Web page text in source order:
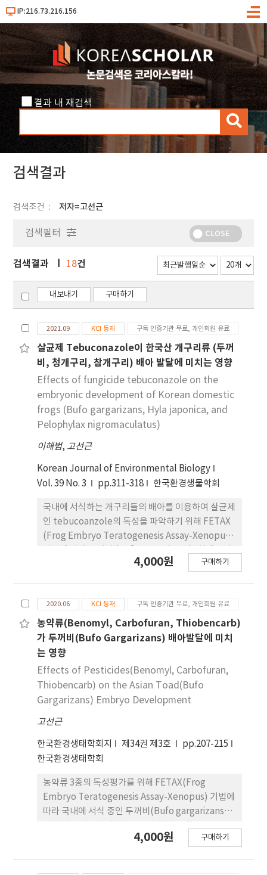
IP:216.73.216.156
메
결과 내 재검색
검
색
검색결과
검색조건 저자=고선근
검색필터 CLOSE
검색결과 18건
내보내기 구매하기
2021.09 KCI 등재 구독 인증기관 무료, 개인회원 유료
살균제 Tebuconazole이 한국산 개구리류 (두꺼
비, 청개구리, 참개구리) 배아 발달에 미치는 영향
Effects of fungicide tebuconazole on the
embryonic development of Korean domestic
frogs (Bufo gargarizans, Hyla japonica, and
Pelophylax nigromaculatus)
이해범, 고선근
Korean Journal of Environmental Biology
Vol. 39 No. 3
pp.311-318 한국환경생물학회
국내에 서식하는 개구리들의 배아를 이용하여 살균제
인 tebucoanzole의 독성을 파악하기 위해 FETAX
(Frog Embryo Teratogenesis Assay-Xenopus)
(Hyla japonica), 참개구리 (Pelophylax
하였다. 그 결과, tebuconazole의 농도에 의존하여
유생의 체장 길이는 감소하고 치사율과 기형률은 증
가하였으며 tebuconazole의 teratogenic
concentration (EC50)은 각각 34.4, 10.6, 14.9 mg
kg-1 을 나타내었고 embryo lethal
concentrations (LC50)은 75.4, 38.2, 39.6 mg kg-
1을 나타내었다. Teratogenic index (TI=
LC50/EC50)는 각각 2.19, 3.58, 2.65을 나타내어 두
꺼비, 청개구리, 참개구리 배아 발달에 최기형성 물질
tebuconazole은 낮은 농도에서 개구리 배아의 발
달에 민감하게 반응하였으며 치사율, 기형률, 성장
률, 기형양상 등을 기존의 연구들과 비 교하였을 때 유
사한 결과를 나타내어 국내 서식하는 개구리류 배아
발달에 영향을 미칠 수 있는 것으로 여겨지며, 종에 따
라 치사율 및 기형률, 기형양상 등의 차이를 나타내는
원인 등을 명확히 파악하기 위해서 종 특이적 특성 등
4,000원 구매하기
2020.06 KCI 등재 구독 인증기관 무료, 개인회원 유료
농약류(Benomyl, Carbofuran, Thiobencarb)
가 두꺼비(Bufo Gargarizans) 배아발달에 미치
는 영향
Effects of Pesticides(Benomyl, Carbofuran,
Thiobencarb) on the Asian Toad(Bufo
Gargarizans) Embryo Development
고선근
한국환경생태학회지 제34권 제3호
pp.207-215
한국환경생태학회
농약류 3종의 독성평가를 위해 FETAX(Frog
Embryo Teratogenesis Assay-Xenopus) 기법에
따라 국내에 서식 중인 두꺼비(Bufo gargarizans)
Carbofuran(살충제), Thiobencarb(제초제)의 영
4,000원 구매하기